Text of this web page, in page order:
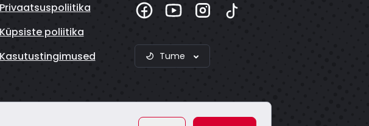
Privaatsuspoliitika
Küpsiste poliitika
Kasutustingimused
Tume